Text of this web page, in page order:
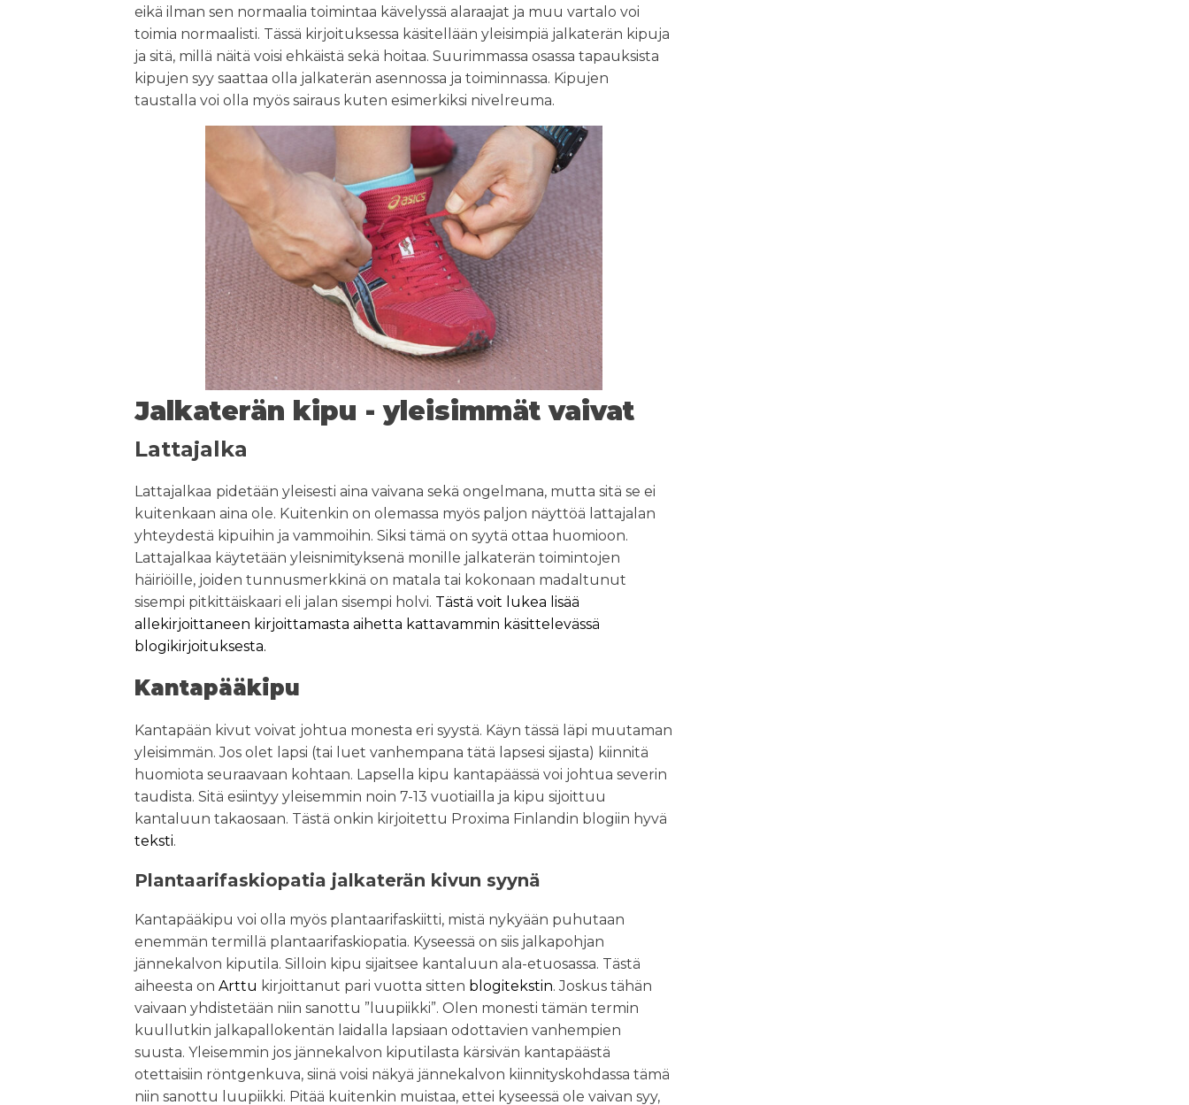
eikä ilman sen normaalia toimintaa kävelyssä alaraajat ja muu vartalo voi
toimia normaalisti. Tässä kirjoituksessa käsitellään yleisimpiä jalkaterän kipuja
ja sitä, millä näitä voisi ehkäistä sekä hoitaa. Suurimmassa osassa tapauksista
kipujen syy saattaa olla jalkaterän asennossa ja toiminnassa. Kipujen
taustalla voi olla myös sairaus kuten esimerkiksi nivelreuma.
Jalkaterän kipu - yleisimmät vaivat
Lattajalka
Lattajalkaa pidetään yleisesti aina vaivana sekä ongelmana, mutta sitä se ei
kuitenkaan aina ole. Kuitenkin on olemassa myös paljon näyttöä lattajalan
yhteydestä kipuihin ja vammoihin. Siksi tämä on syytä ottaa huomioon.
Lattajalkaa käytetään yleisnimityksenä monille jalkaterän toimintojen
häiriöille, joiden tunnusmerkkinä on matala tai kokonaan madaltunut
sisempi pitkittäiskaari eli jalan sisempi holvi. Tästä voit lukea lisää
allekirjoittaneen kirjoittamasta aihetta kattavammin käsittelevässä
blogikirjoituksesta.
Kantapääkipu
Kantapään kivut voivat johtua monesta eri syystä. Käyn tässä läpi muutaman
yleisimmän. Jos olet lapsi (tai luet vanhempana tätä lapsesi sijasta) kiinnitä
huomiota seuraavaan kohtaan. Lapsella kipu kantapäässä voi johtua severin
taudista. Sitä esiintyy yleisemmin noin 7-13 vuotiailla ja kipu sijoittuu
kantaluun takaosaan. Tästä onkin kirjoitettu Proxima Finlandin blogiin hyvä
teksti.
Plantaarifaskiopatia jalkaterän kivun syynä
Kantapääkipu voi olla myös plantaarifaskiitti, mistä nykyään puhutaan
enemmän termillä plantaarifaskiopatia. Kyseessä on siis jalkapohjan
jännekalvon kiputila. Silloin kipu sijaitsee kantaluun ala-etuosassa. Tästä
aiheesta on Arttu kirjoittanut pari vuotta sitten blogitekstin. Joskus tähän
vaivaan yhdistetään niin sanottu ”luupiikki”. Olen monesti tämän termin
kuullutkin jalkapallokentän laidalla lapsiaan odottavien vanhempien
suusta. Yleisemmin jos jännekalvon kiputilasta kärsivän kantapäästä
otettaisiin röntgenkuva, siinä voisi näkyä jännekalvon kiinnityskohdassa tämä
niin sanottu luupiikki. Pitää kuitenkin muistaa, ettei kyseessä ole vaivan syy,